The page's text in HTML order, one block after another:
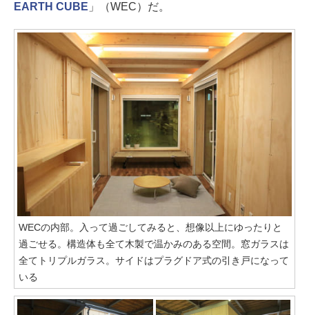
EARTH CUBE 」（WEC）だ。
WECの内部。入って過ごしてみると、想像以上にゆったりと
過ごせる。構造体も全て木製で温かみのある空間。窓ガラスは
全てトリプルガラス。サイドはプラグドア式の引き戸になって
いる